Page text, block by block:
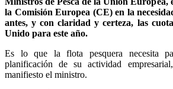
la Comisión Europea (CE) en la
antes, y con claridad y certeza, las
Unido para este año.
Es lo que la flota pesquera necesita
planificación de su actividad
manifiesto el ministro.